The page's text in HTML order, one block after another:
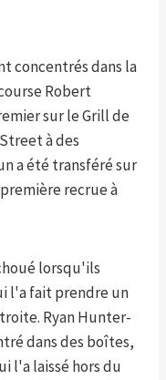
concentrés dans la
Robert
sur le Grill de
à des
a été transféré sur
recrue à
lorsqu'ils
l'a fait prendre un
Ryan Hunter-
dans des boîtes,
l'a laissé hors du